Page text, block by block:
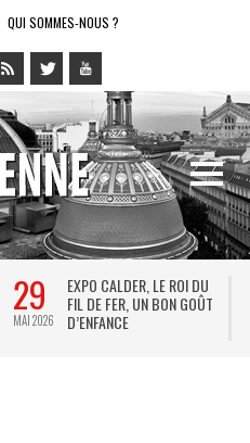
QUI SOMMES-NOUS ?
29
MAI 2026
EXPO CALDER, LE ROI DU
FIL DE FER, UN BON GOÛT
D’ENFANCE